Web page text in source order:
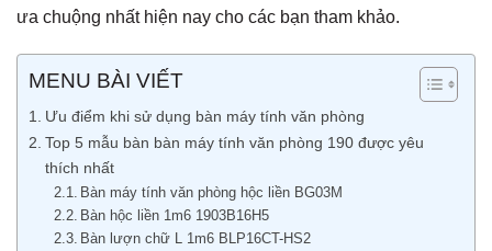
ưa chuộng nhất hiện nay cho các bạn tham khảo.
MENU BÀI VIẾT
Ưu điểm khi sử dụng bàn máy tính văn phòng
Top 5 mẫu bàn bàn máy tính văn phòng 190 được yêu
thích nhất
Bàn máy tính văn phòng hộc liền BG03M
Bàn hộc liền 1m6 1903B16H5
Bàn lượn chữ L 1m6 BLP16CT-HS2